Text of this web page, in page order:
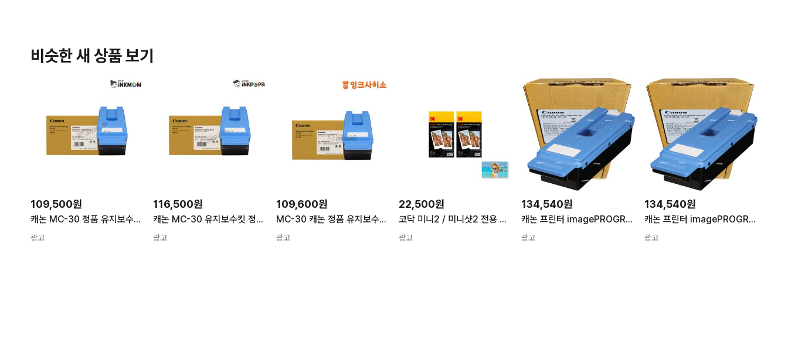
비슷한 새 상품 보기
109,500원
캐논 MC-30 정품 유지보수킷 (Maintenance Cartridge)
광고
116,500원
캐논 MC-30 유지보수킷 정품 (Maintenance Cartridge)
광고
109,600원
MC-30 캐논 정품 유지보수킷 (Maintenance Cartridge) MFP Z36
광고
22,500원
코닥 미니2 / 미니샷2 전용 카트리지 2.1 x 3.4 30p 2개 단일상품
광고
134,540원
캐논 프린터 imagePROGRAF TX5220 TX5320 TX5420 잉크 유지보수 카트리지 MC30
광고
134,540원
캐논 프린터 imagePROGRAF TX5200 TX5210 TX5300 TX5310 TX5400 TX5410 잉크 유지보수 카트리지 MC30
광고